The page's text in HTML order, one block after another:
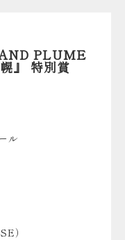
PLUME
』 特別賞
ル
）